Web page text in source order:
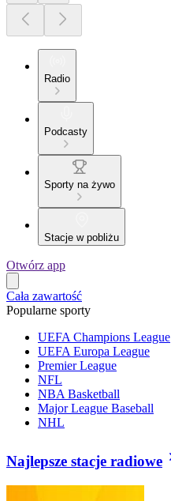
Radio
Podcasty
Sporty na żywo
Stacje w pobliżu
Otwórz app
Cała zawartość
Popularne sporty
UEFA Champions League
UEFA Europa League
Premier League
NFL
NBA Basketball
Major League Baseball
NHL
Najlepsze stacje radiowe